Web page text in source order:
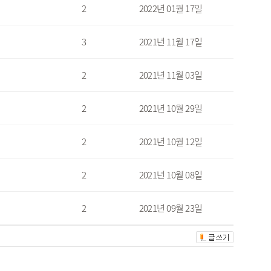
2 2022년 01월 17일
3 2021년 11월 17일
2 2021년 11월 03일
2 2021년 10월 29일
2 2021년 10월 12일
2 2021년 10월 08일
2 2021년 09월 23일